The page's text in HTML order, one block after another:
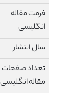
فرمت مقاله
انگلیسی
سال انتشار
تعداد صفحات
مقاله انگلیسی